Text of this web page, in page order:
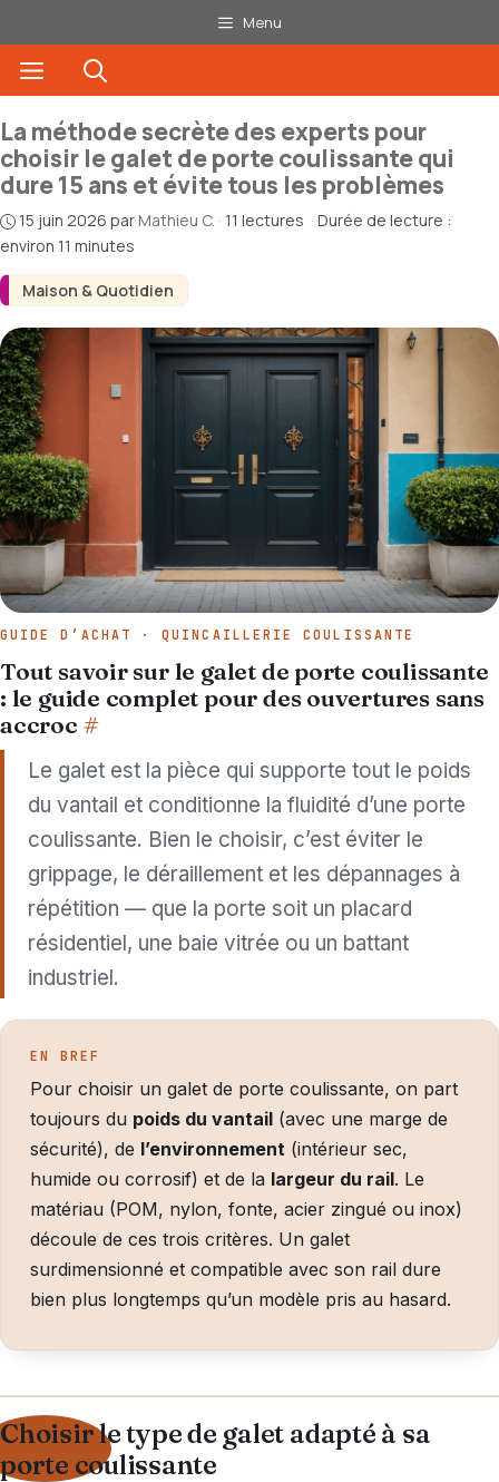
au
contenu
Menu
Menu
Maison & Quotidien
La méthode secrète des experts pour
choisir le galet de porte coulissante qui
dure 15 ans et évite tous les problèmes
15 juin 2026 par Mathieu C. · 11 lectures · Durée de lecture :
environ 11 minutes
GUIDE D’ACHAT · QUINCAILLERIE COULISSANTE
Tout savoir sur le galet de porte coulissante
: le guide complet pour des ouvertures sans
accroc #
Le galet est la pièce qui supporte tout le poids
du vantail et conditionne la fluidité d’une porte
coulissante. Bien le choisir, c’est éviter le
grippage, le déraillement et les dépannages à
répétition — que la porte soit un placard
résidentiel, une baie vitrée ou un battant
industriel.
EN BREF
Pour choisir un galet de porte coulissante, on part
toujours du poids du vantail(avec une marge de
sécurité), de l’environnement(intérieur sec,
humide ou corrosif) et de la largeur du rail. Le
matériau (POM, nylon, fonte, acier zingué ou inox)
découle de ces trois critères. Un galet
surdimensionné et compatible avec son rail dure
bien plus longtemps qu’un modèle pris au hasard.
Choisir le type de galet adapté à sa
porte coulissante